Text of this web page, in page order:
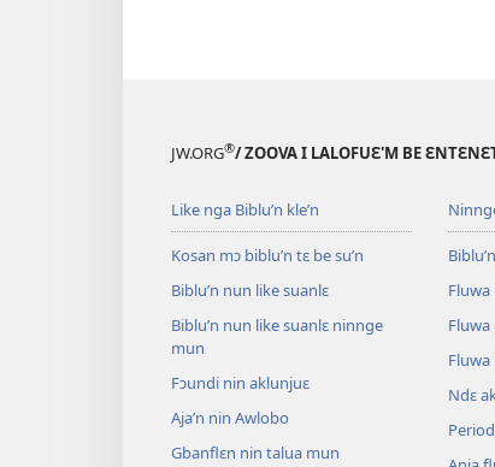
JW.ORG®/ ZOOVA I LALOFUƐ'M BE
Like nga Biblu’n kle’n
Kosan mɔ biblu’n tɛ be su’n
Biblu’n nun like suanlɛ
Biblu’n nun like suanlɛ ninnge
mun
Fɔundi nin aklunjuɛ
Aja’n nin Awlobo
Gbanflɛn nin talua mun
Biblu’n
Fluwa
Ndɛ